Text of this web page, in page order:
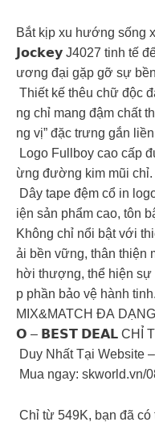
Bắt kịp xu hướng sống
𝗝𝗼𝗰𝗸𝗲𝘆 J4027 tinh tế
ương đại gặp gỡ sự
Thiết kế thêu chữ độc
ng chỉ mang đậm chất
ng vị” đặc trưng gắn
Logo Fullboy cao cấp
ừng đường kim mũi chỉ.
Dây tape đệm cổ in
iện sản phẩm cao, tôn
Không chỉ nổi bật với
ải bền vững, thân thiện
hời thượng, thể hiện sự
p phần bảo vệ hành tinh.
MIX&MATCH ĐA
𝗢 – 𝗕𝗘𝗦𝗧 𝗗𝗘𝗔𝗟 CHỈ
Duy Nhất Tại Website –
Mua ngay: skworld.vn/
Chỉ từ 549K, bạn đã